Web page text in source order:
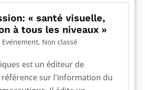
« santé visuelle,
à tous les niveaux »
Evénement, Non classé
est un éditeur de
sur l'information du